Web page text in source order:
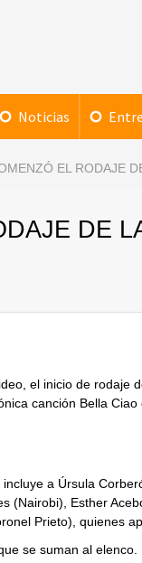
Noticias
EL RODAJE
DE
el inicio de rodaje
canción Bella
a Úrsula
(Nairobi), Esther
Prieto), quienes
se suman al